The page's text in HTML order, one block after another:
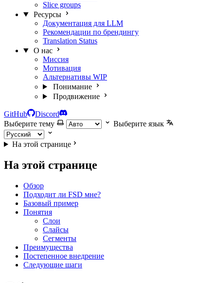
Slice groups
Ресурсы
Документация для LLM
Рекомендации по брендингу
Translation Status
О нас
Миссия
Мотивация
Альтернативы WIP
Понимание
Продвижение
GitHub
Discord
Выберите тему
Выберите язык
На этой странице
На этой странице
Обзор
Подходит ли FSD мне?
Базовый пример
Понятия
Слои
Слайсы
Сегменты
Преимущества
Постепенное внедрение
Следующие шаги